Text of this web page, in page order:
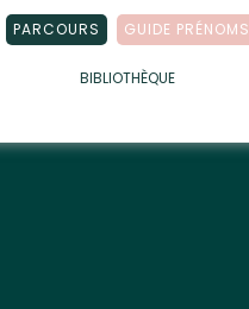
PARCOURS GUIDE PRÉNOMS
BIBLIOTHÈQUE